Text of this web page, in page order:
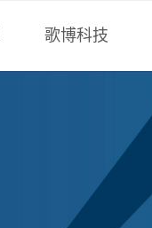
歌博科技
公司新闻
合作客户